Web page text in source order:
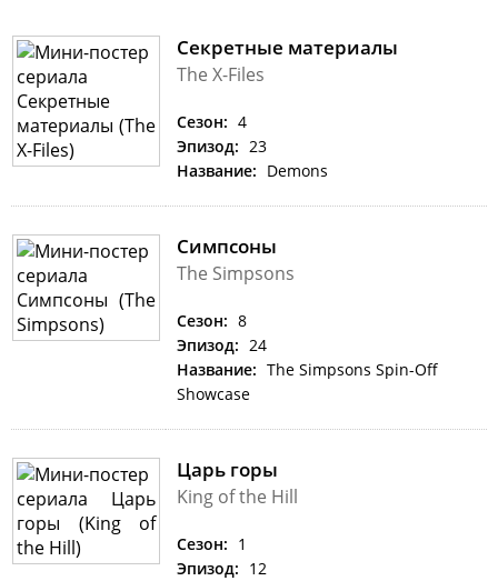
Секретные материалы
The X-Files
Сезон: 4
Эпизод: 23
Название: Demons
Симпсоны
The Simpsons
Сезон: 8
Эпизод: 24
Название: The Simpsons Spin-Off
Showcase
Царь горы
King of the Hill
Сезон: 1
Эпизод: 12